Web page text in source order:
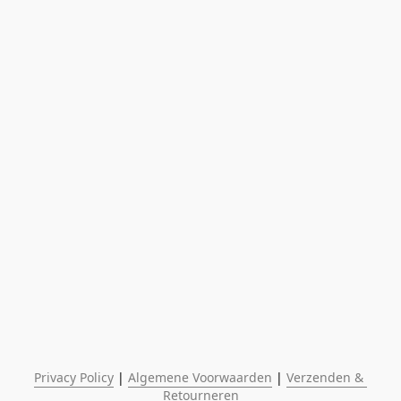
Privacy Policy | Algemene Voorwaarden | Verzenden &
Retourneren